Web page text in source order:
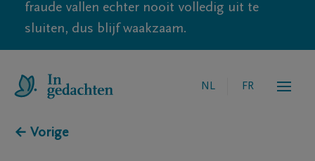
fraude vallen echter nooit volledig uit te
sluiten, dus blijf waakzaam.
NL FR
← Vorige